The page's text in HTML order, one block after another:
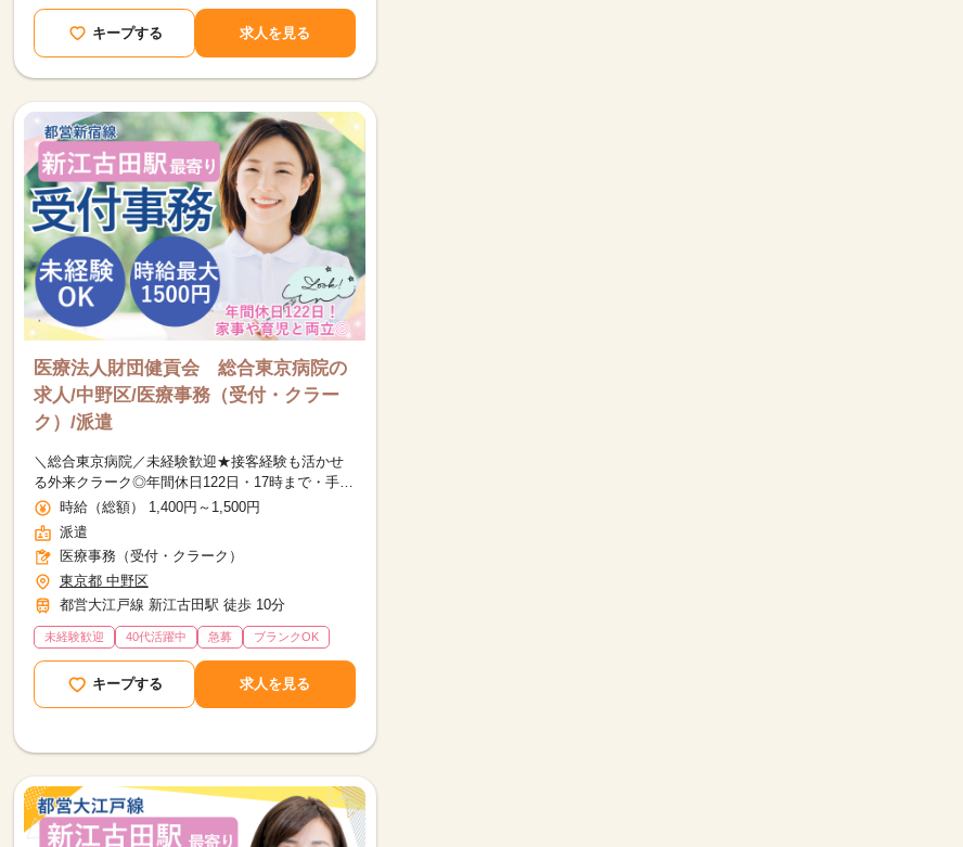
キープする 求人を見る
医療法人財団健貢会 総合東京病院の
求人/中野区/医療事務（受付・クラー
ク）/派遣
＼総合東京病院／未経験歓迎★接客経験も活かせ
る外来クラーク◎年間休日122日・17時まで・手厚
い福利厚生あり
時給（総額） 1,400円～1,500円
派遣
医療事務（受付・クラーク）
東京都 中野区
都営大江戸線 新江古田駅 徒歩 10分
未経験歓迎 40代活躍中 急募 ブランクOK
キープする 求人を見る